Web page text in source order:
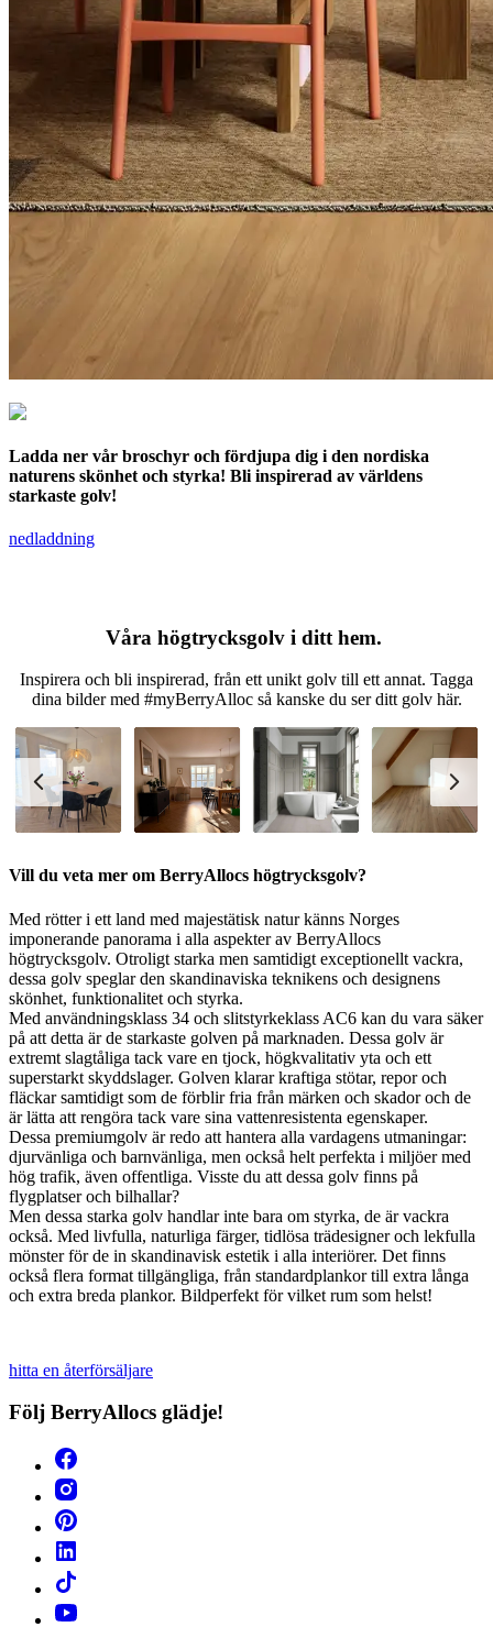
Ladda ner vår broschyr och fördjupa dig i den nordiska
naturens skönhet och styrka! Bli inspirerad av världens
starkaste golv!
nedladdning
Våra högtrycksgolv i ditt hem.
Inspirera och bli inspirerad, från ett unikt golv till ett annat. Tagga
dina bilder med #myBerryAlloc så kanske du ser ditt golv här.
Vill du veta mer om BerryAllocs högtrycksgolv?
Med rötter i ett land med majestätisk natur känns Norges
imponerande panorama i alla aspekter av BerryAllocs
högtrycksgolv. Otroligt starka men samtidigt exceptionellt vackra,
dessa golv speglar den skandinaviska teknikens och designens
skönhet, funktionalitet och styrka.
Med användningsklass 34 och slitstyrkeklass AC6 kan du vara säker
på att detta är de starkaste golven på marknaden. Dessa golv är
extremt slagtåliga tack vare en tjock, högkvalitativ yta och ett
superstarkt skyddslager. Golven klarar kraftiga stötar, repor och
fläckar samtidigt som de förblir fria från märken och skador och de
är lätta att rengöra tack vare sina vattenresistenta egenskaper.
Dessa premiumgolv är redo att hantera alla vardagens utmaningar:
djurvänliga och barnvänliga, men också helt perfekta i miljöer med
hög trafik, även offentliga. Visste du att dessa golv finns på
flygplatser och bilhallar?
Men dessa starka golv handlar inte bara om styrka, de är vackra
också. Med livfulla, naturliga färger, tidlösa trädesigner och lekfulla
mönster för de in skandinavisk estetik i alla interiörer. Det finns
också flera format tillgängliga, från standardplankor till extra långa
och extra breda plankor. Bildperfekt för vilket rum som helst!
hitta en återförsäljare
Följ BerryAllocs glädje!